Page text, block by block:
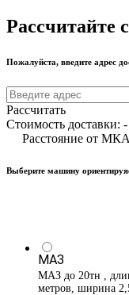
Рассчитайте
Пожалуйста, введите адрес
Рассчитать
Стоимость доставки: -
Расстояние от
Выберите машину
МАЗ
МАЗ до 20тн ,
метров, ширина